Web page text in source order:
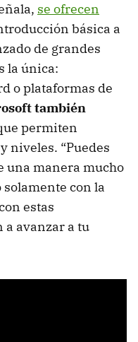
se ofrecen
básica a
de grandes
la única:
o plataformas de
también
permiten
niveles. “Puedes
una manera mucho
solamente con la
estas
avanzar a tu